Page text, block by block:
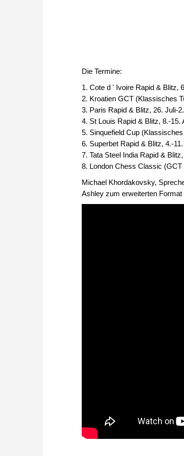
Die Termine:
1. Cote d ' Ivoire Rapid & Blitz,
2. Kroatien GCT (Klassisches
3. Paris Rapid & Blitz, 26. Juli-
4. St Louis Rapid & Blitz, 8.-
5. Sinquefield Cup
6. Superbet Rapid & Blitz, 4.-
7. Tata Steel India Rapid &
8. London Chess Classic
Michael Khordakovsky,
Ashley zum erweiterten Format